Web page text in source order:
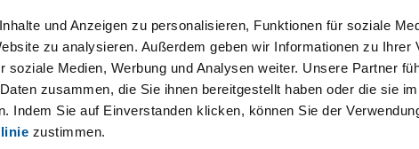
und Anzeigen zu personalisieren, Funktionen für soziale
zu analysieren. Außerdem geben wir Informationen zu Ihrer
soziale Medien, Werbung und Analysen weiter. Unsere Partner
zusammen, die Sie ihnen bereitgestellt haben oder die sie
Indem Sie auf Einverstanden klicken, können Sie der
zustimmen.
Zeit und Porto sparen und jederzeit